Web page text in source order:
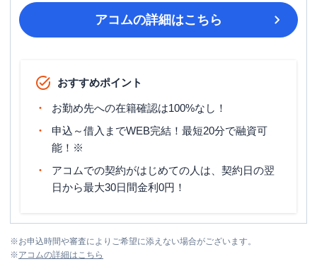
アコムの詳細はこちら
おすすめポイント
お勤め先への在籍確認は100%なし！
申込～借入までWEB完結！最短20分で融資可
能！※
アコムでの契約がはじめての人は、契約日の翌
日から最大30日間金利0円！
※お申込時間や審査によりご希望に添えない場合がございます。
※アコムの詳細はこちら